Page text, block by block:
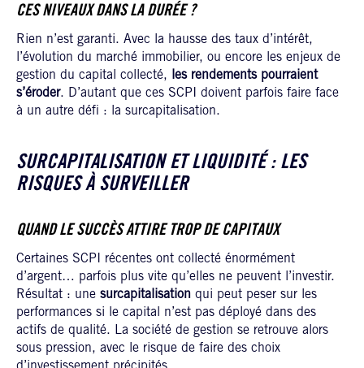
CES NIVEAUX DANS LA DURÉE ?
Rien n’est garanti. Avec la hausse des taux d’intérêt,
l’évolution du marché immobilier, ou encore les enjeux de
gestion du capital collecté,
les rendements pourraient
s’éroder. D’autant que ces SCPI doivent parfois faire face
à un autre défi : la surcapitalisation.
SURCAPITALISATION ET LIQUIDITÉ : LES
RISQUES À SURVEILLER
QUAND LE SUCCÈS ATTIRE TROP DE CAPITAUX
Certaines SCPI récentes ont collecté énormément
d’argent… parfois plus vite qu’elles ne peuvent l’investir.
Résultat : une surcapitalisation qui peut peser sur les
performances si le capital n’est pas déployé dans des
actifs de qualité. La société de gestion se retrouve alors
sous pression, avec le risque de faire des choix